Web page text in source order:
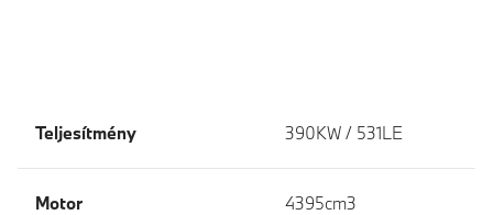
Teljesítmény 390KW / 531LE
Motor 4395cm3